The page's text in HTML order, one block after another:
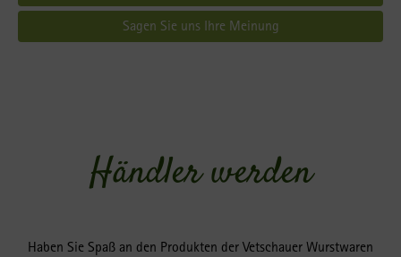
Sagen Sie uns Ihre Meinung
Händler werden
Haben Sie Spaß an den Produkten der Vetschauer Wurstwaren